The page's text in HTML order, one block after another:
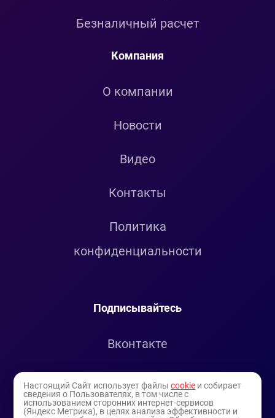
Безналичный расчет
Компания
О компании
Новости
Видео
Контакты
Политика
конфиденциальности
Подписывайтесь
Вконтакте
Youtube
Настоящий Сайт использует файлыcookie и собирает
сведения о Пользователях, в том числе с
использованием сторонних интернет-сервисов
(Яндекс Метрика), в целях анализа эффективности и